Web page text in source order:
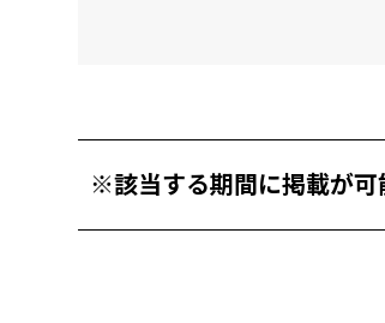
※該当する期間に掲載が可